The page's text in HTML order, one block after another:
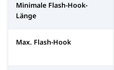
Minimale Flash-Hook-
Länge
Max. Flash-Hook